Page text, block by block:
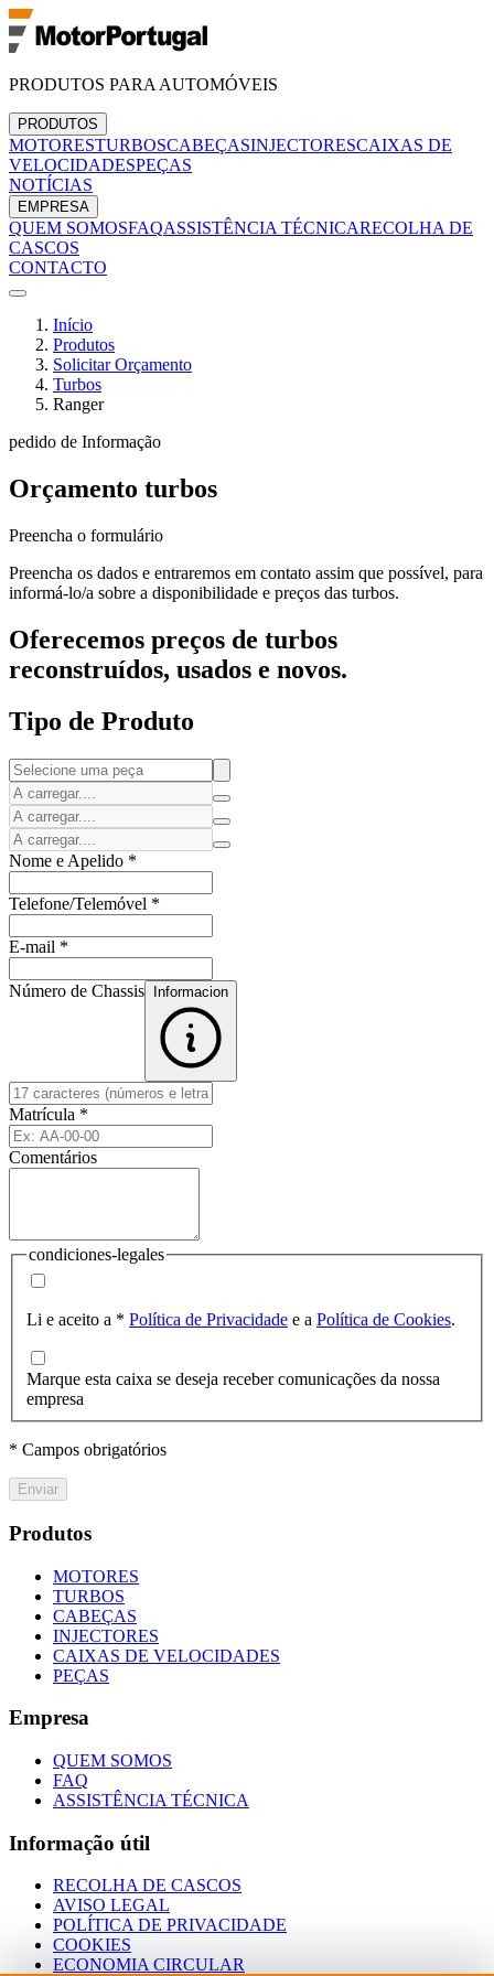
PRODUTOS PARA AUTOMÓVEIS
PRODUTOS
MOTORESTURBOSCABEÇASINJECTORESCAIXAS DE
VELOCIDADESPEÇAS
NOTÍCIAS
EMPRESA
QUEM SOMOSFAQASSISTÊNCIA TÉCNICARECOLHA DE
CASCOS
CONTACTO
Início
Produtos
Solicitar Orçamento
Turbos
Ranger
pedido de Informação
Orçamento turbos
Preencha o formulário
Preencha os dados e entraremos em contato assim que possível, para
informá-lo/a sobre a disponibilidade e preços das turbos.
Oferecemos preços de turbos
reconstruídos, usados e novos.
Tipo de Produto
Nome e Apelido *
Telefone/Telemóvel *
E-mail *
Número de Chassis Informacion
Matrícula *
Comentários
condiciones-legales
Li e aceito a * Política de Privacidade e a Política de Cookies.
Marque esta caixa se deseja receber comunicações da nossa
empresa
* Campos obrigatórios
Enviar
Produtos
MOTORES
TURBOS
CABEÇAS
INJECTORES
CAIXAS DE VELOCIDADES
PEÇAS
Empresa
QUEM SOMOS
FAQ
ASSISTÊNCIA TÉCNICA
Informação útil
RECOLHA DE CASCOS
AVISO LEGAL
POLÍTICA DE PRIVACIDADE
COOKIES
ECONOMIA CIRCULAR